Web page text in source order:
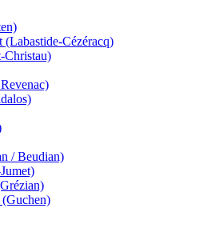
(Labastide-Cézéracq)
Christau)
/ Beudian)